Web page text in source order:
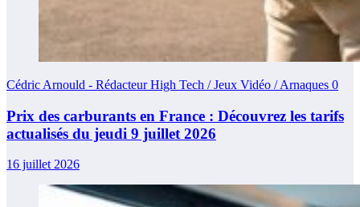
Cédric Arnould - Rédacteur High Tech / Jeux Vidéo / Arnaques 0
Prix des carburants en France : Découvrez les tarifs
actualisés du jeudi 9 juillet 2026
16 juillet 2026